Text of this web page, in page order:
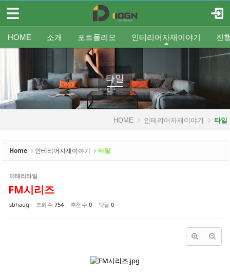
HOME 소개 포트폴리오 인테리어자재이야기 진
조직도 오시는 길
평형별샷시 기타공사
욕실 타일 바닥재 벽지
무료출장견적 인테리어셀프자동견적
Q&A FAQ
타일
HOME 인테리어자재이야기 타일
Home 인테리어자재이야기 타일
이태리타일
FM시리즈
sbhaug 조회 수 754 추천 수 0 댓글 0
로그인
HOME
포트폴리오
인테리어자재이야기
- 중문/파티션
- 욕실
- 타일
Sketchbook5, 스케치북5
Sketchbook5, 스케치북5